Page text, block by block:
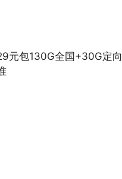
元包130G全国+30G定向